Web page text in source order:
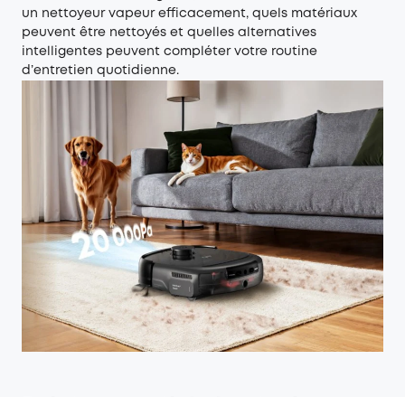
un nettoyeur vapeur efficacement, quels matériaux
peuvent être nettoyés et quelles alternatives
intelligentes peuvent compléter votre routine
d’entretien quotidienne.